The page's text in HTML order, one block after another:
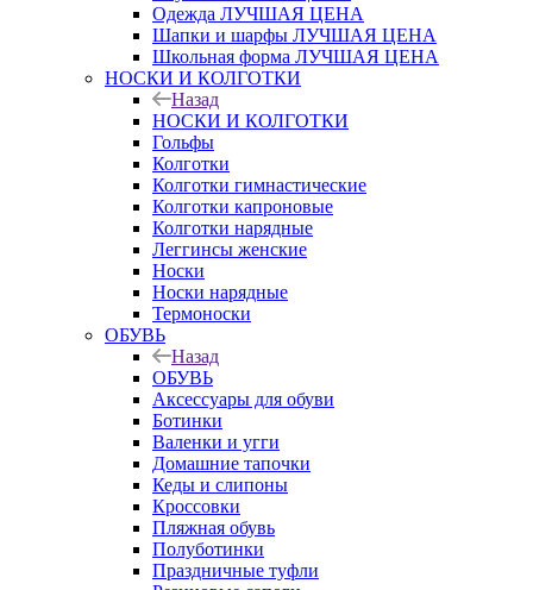
Одежда ЛУЧШАЯ ЦЕНА
Шапки и шарфы ЛУЧШАЯ ЦЕНА
Школьная форма ЛУЧШАЯ ЦЕНА
НОСКИ И КОЛГОТКИ
Назад
НОСКИ И КОЛГОТКИ
Гольфы
Колготки
Колготки гимнастические
Колготки капроновые
Колготки нарядные
Леггинсы женские
Носки
Носки нарядные
Термоноски
ОБУВЬ
Назад
ОБУВЬ
Аксессуары для обуви
Ботинки
Валенки и угги
Домашние тапочки
Кеды и слипоны
Кроссовки
Пляжная обувь
Полуботинки
Праздничные туфли